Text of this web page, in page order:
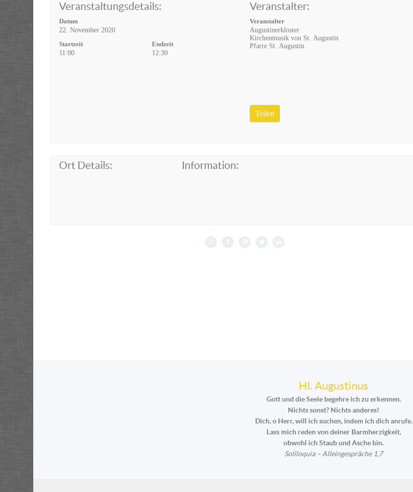
Veranstaltungsdetails:
Datum
22. November 2020
Startzeit
11:00
Endzeit
12:30
Veranstalter:
Veranstalter
Augustinerkloster
Kirchenmusik von St. Augustin
Pfarre St. Augustin
Teilen
Ort Details: Information:
Hl. Augustinus
Gott und die Seele begehre ich zu erkennen.
Nichts sonst? Nichts anderes!
Dich, o Herr, will ich suchen, indem ich dich anrufe.
Lass mich reden von deiner Barmherzigkeit,
obwohl ich Staub und Asche bin.
Soliloquia – Alleingespräche 1,7